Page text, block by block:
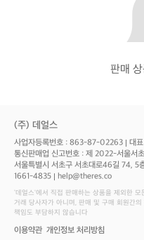
판매
(주) 데얼스
사업자등록번호 : 863-87-02263 대
통신판매업 신고번호 : 제 2022-서울서
서울특별시 서초구 서초대로46길 74, 5
1661-4835 help@theres.co
‘데얼스'에서 직접 판매하는 상품을 제외한
거래 당사자가 아니며, 판매 및 구매 회원간
책임도 부담하지 않습니다
이용약관 개인정보 처리방침